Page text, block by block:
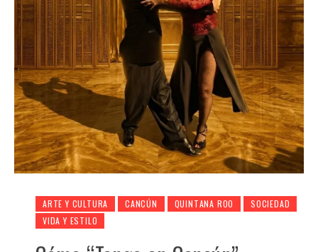
ARTE Y CULTURA CANCÚN QUINTANA ROO
SOCIEDAD
VIDA Y ESTILO